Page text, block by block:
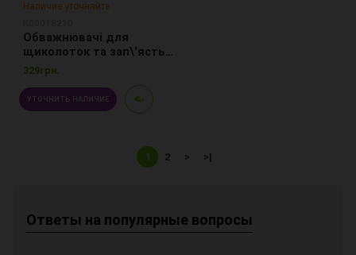
Наличие уточняйте
Обважнювачі для
щиколоток та зап\'ясть -
329грн.
УТОЧНИТЬ НАЛИЧИЕ
1 2 > >|
Ответы на популярные вопросы